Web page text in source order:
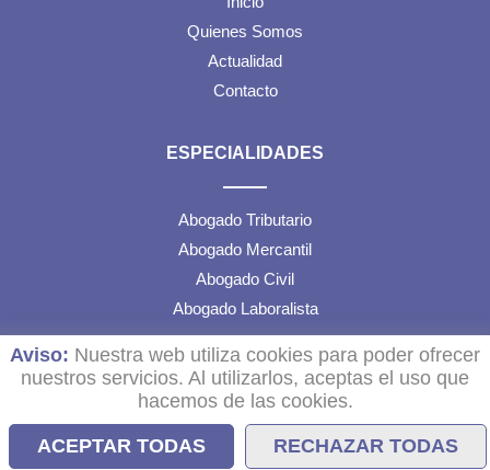
Aviso: Nuestra web utiliza cookies para poder ofrecer
nuestros servicios. Al utilizarlos, aceptas el uso que
hacemos de las cookies.
ACEPTAR TODAS RECHAZAR TODAS
Quienes Somos
Actualidad
Contacto
ESPECIALIDADES
Abogado Tributario
Abogado Mercantil
Abogado Civil
Abogado Laboralista
TEXTOS LEGALES
Aviso Legal